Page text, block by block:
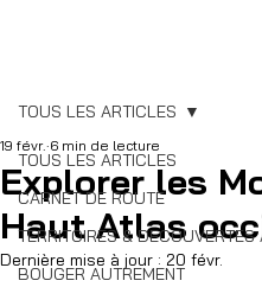
TOUS LES ARTICLES
CARNET DE ROUTE
TERRITOIRES &
BOUGER AUTREMENT
TOUS LES ARTICLES
Explorer les
Haut Atlas
19 févr. 6 min de lecture
Dernière mise à jour : 20 févr.